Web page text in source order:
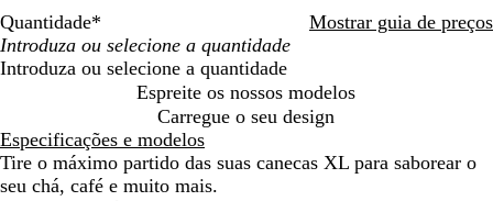
as
teclas
de
deslocar
as
teclas
de
seta
deslocar
teclas
de
seta
para
deslocar
teclas
de
seta
para
as
as
Quantidade* Mostrar guia de preços
Introduza ou selecione a quantidade
Espreite os nossos modelos
Carregue o seu design
Especificações e modelos
Tire o máximo partido das suas canecas XL para saborear o
seu chá, café e muito mais.